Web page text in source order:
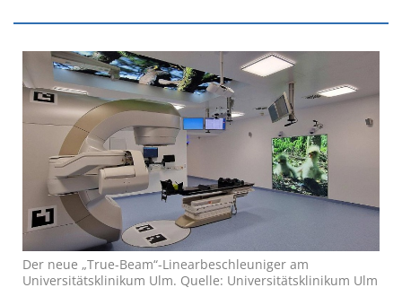
Der neue „True-Beam“-Linearbeschleuniger am
Universitätsklinikum Ulm. Quelle: Universitätsklinikum Ulm